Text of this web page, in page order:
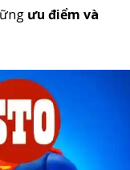
ưu điểm và